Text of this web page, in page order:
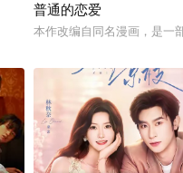
的阴阳宅，江淮被掳走配“阴婚”
普通的恋爱
本作改编自同名漫画，是一